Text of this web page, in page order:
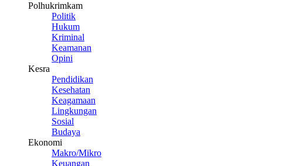
Polhukrimkam
Politik
Hukum
Kriminal
Keamanan
Opini
Kesra
Pendidikan
Kesehatan
Keagamaan
Lingkungan
Sosial
Budaya
Ekonomi
Makro/Mikro
Keuangan